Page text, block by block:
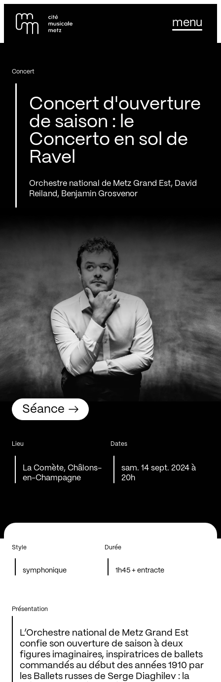
Se rendre au
Contenu principal
menu
Concert d'ouverture
de saison : le
Concerto en sol de
Ravel
Orchestre national de Metz Grand Est, David
Reiland, Benjamin Grosvenor
Concert
Lieu
La Comète, Châlons-
en-Champagne
Dates
sam. 14 sept. 2024 à
20h
Séance
Style
symphonique
Durée
1h45 + entracte
Présentation
L’Orchestre national de Metz Grand Est
confie son ouverture de saison à deux
figures imaginaires, inspiratrices de ballets
commandés au début des années 1910 par
les Ballets russes de Serge Diaghilev : la